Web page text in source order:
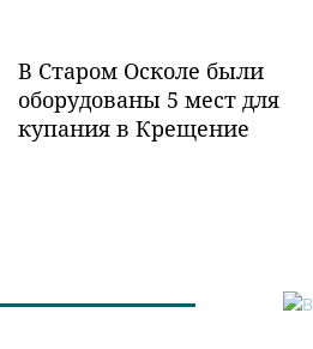
В Старом Осколе были
оборудованы 5 мест для
купания в Крещение